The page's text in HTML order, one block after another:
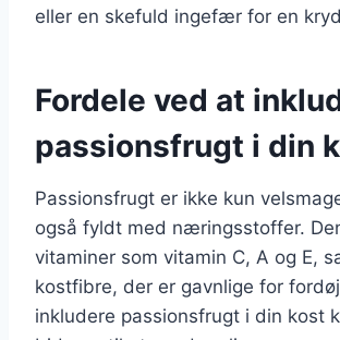
eller en skefuld ingefær for en
Fordele ved at
passionsfrugt i din
Passionsfrugt er ikke kun
også fyldt med næringsstoffer.
vitaminer som vitamin C, A og E,
kostfibre, der er gavnlige for
inkludere passionsfrugt i din kost